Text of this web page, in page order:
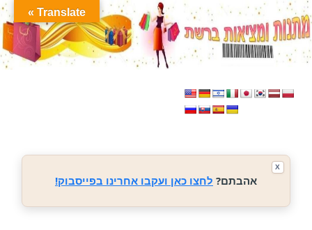
אהבתם? לחצו כאן ועקבו אחרינו בפייסבוק!
X
Translate »